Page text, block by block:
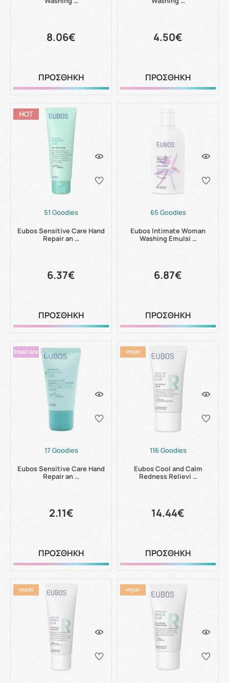
8.06€
ΠΡΟΣΘΗΚΗ
4.50€
ΠΡΟΣΘΗΚΗ
51 Goodies
Eubos Sensitive Care Hand
Repair an …
6.37€
ΠΡΟΣΘΗΚΗ
65 Goodies
Eubos Intimate Woman
Washing Emulsi …
6.87€
ΠΡΟΣΘΗΚΗ
17 Goodies
Eubos Sensitive Care Hand
Repair an …
2.11€
ΠΡΟΣΘΗΚΗ
116 Goodies
Eubos Cool and Calm
Redness Relievi …
14.44€
ΠΡΟΣΘΗΚΗ